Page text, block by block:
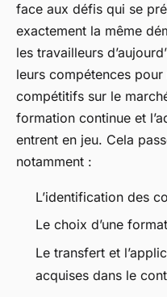
face aux défis qui se
exactement la même
les travailleurs
leurs compétences
compétitifs sur le
formation continue et
entrent en jeu. Cela
notamment :
L’identification des
Le choix d’une
Le transfert et
acquises dans le